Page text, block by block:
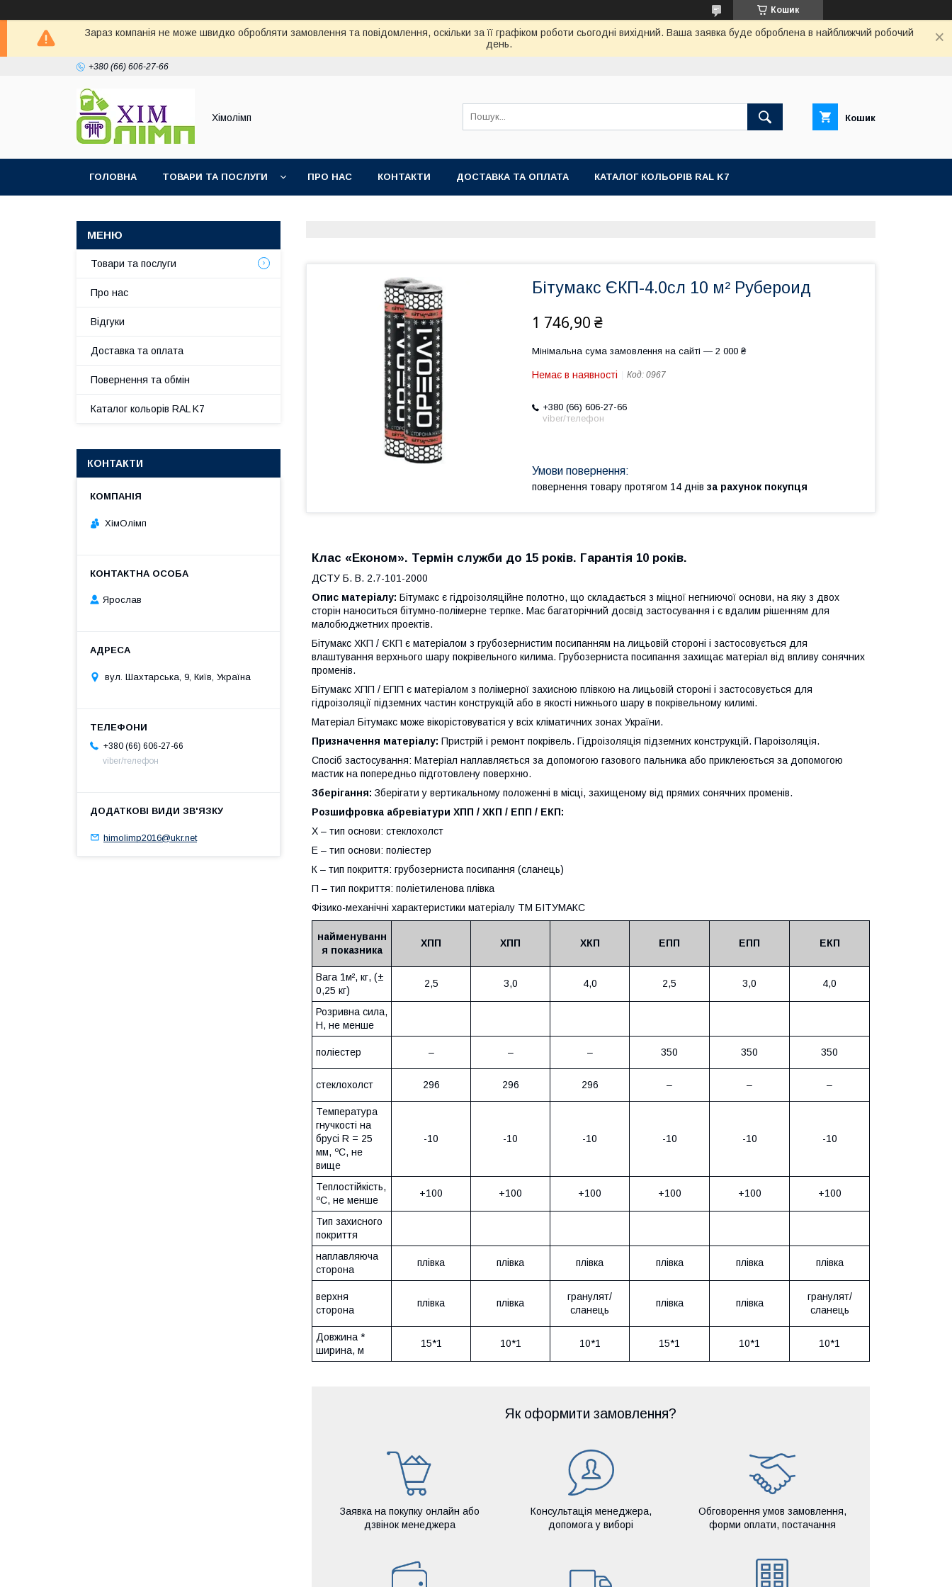
Кошик
Зараз компанія не може швидко обробляти замовлення та повідомлення, оскільки за її графіком роботи сьогодні вихідний. Ваша заявка буде оброблена в найближчий робочий
день.
+380 (66) 606-27-66
Хімолімп Кошик
ГОЛОВНА ТОВАРИ ТА ПОСЛУГИ ПРО НАС КОНТАКТИ ДОСТАВКА ТА ОПЛАТА КАТАЛОГ КОЛЬОРІВ RAL K7
Бітумакc ЄКП-4.0сл 10 м² Рубероид
1 746,90 ₴
Мінімальна сума замовлення на сайті — 2 000 ₴
Немає в наявності Код: 0967
+380 (66) 606-27-66
viber/телефон
повернення товару протягом 14 днів за рахунок покупця
Клас «Економ». Термін служби до 15 років. Гарантія 10 років.
ДСТУ Б. В. 2.7-101-2000
Опис матеріалу: Бітумакс є гідроізоляційне полотно, що складається з міцної негниючої основи, на яку з двох
сторін наноситься бітумно-полімерне терпке. Має багаторічний досвід застосування і є вдалим рішенням для
малобюджетних проектів.
Бітумакс ХКП / ЄКП є матеріалом з грубозернистим посипанням на лицьовій стороні і застосовується для
влаштування верхнього шару покрівельного килима. Грубозерниста посипання захищає матеріал від впливу сонячних
променів.
Бітумакс ХПП / ЕПП є матеріалом з полімерної захисною плівкою на лицьовій стороні і застосовується для
гідроізоляції підземних частин конструкцій або в якості нижнього шару в покрівельному килимі.
Матеріал Бітумакс може вікорістовуватіся у всіх кліматичних зонах України.
Призначення матеріалу: Пристрій і ремонт покрівель. Гідроізоляція підземних конструкцій. Пароізоляція.
Спосіб застосування: Матеріал наплавляється за допомогою газового пальника або приклеюється за допомогою
мастик на попередньо підготовлену поверхню.
Зберігання: Зберігати у вертикальному положенні в місці, захищеному від прямих сонячних променів.
Розшифровка абревіатури ХПП / ХКП / ЕПП / ЕКП:
Х – тип основи: стеклохолст
Е – тип основи: поліестер
К – тип покриття: грубозерниста посипання (сланець)
П – тип покриття: поліетиленова плівка
Фізико-механічні характеристики матеріалу ТМ БІТУМАКС
найменуванн
я показника
ХПП ХПП ХКП ЕПП ЕПП ЕКП
Вага 1м², кг, (±
0,25 кг)
2,5 3,0 4,0 2,5 3,0 4,0
Розривна сила,
Н, не менше
поліестер – – – 350 350 350
стеклохолст 296 296 296 – – –
Температура
гнучкості на
брусі R = 25
мм, ºС, не
вище
-10 -10 -10 -10 -10 -10
Теплостійкість,
ºС, не менше
+100 +100 +100 +100 +100 +100
Тип захисного
покриття
наплавляюча
сторона
плівка плівка плівка плівка плівка плівка
верхня
сторона
плівка плівка
гранулят/
сланець
плівка плівка
гранулят/
сланець
Довжина *
ширина, м
15*1 10*1 10*1 15*1 10*1 10*1
Як оформити замовлення?
Заявка на покупку онлайн або
дзвінок менеджера
Консультація менеджера,
допомога у виборі
Обговорення умов замовлення,
форми оплати, постачання
Товари та послуги
Про нас
Відгуки
Доставка та оплата
Повернення та обмін
Каталог кольорів RAL K7
КОНТАКТИ
ХімОлімп
Ярослав
вул. Шахтарська, 9, Київ, Україна
+380 (66) 606-27-66
viber/телефон
himolimp2016@ukr.net